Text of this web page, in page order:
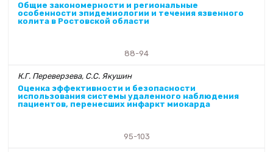
Общие закономерности и региональные
особенности эпидемиологии и течения язвенного
колита в Ростовской области
88-94
К.Г. Переверзева, С.С. Якушин
Оценка эффективности и безопасности
использования системы удаленного наблюдения
пациентов, перенесших инфаркт миокарда
95-103